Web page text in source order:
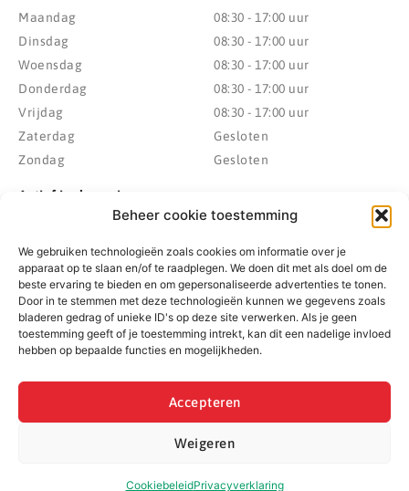
Beheer cookie toestemming
We gebruiken technologieën zoals cookies om informatie over je
apparaat op te slaan en/of te raadplegen. We doen dit met als doel om de
beste ervaring te bieden en om gepersonaliseerde advertenties te tonen.
Door in te stemmen met deze technologieën kunnen we gegevens zoals
bladeren gedrag of unieke ID's op deze site verwerken. Als je geen
toestemming geeft of je toestemming intrekt, kan dit een nadelige invloed
hebben op bepaalde functies en mogelijkheden.
Accepteren
Weigeren
CookiebeleidPrivacyverklaring
Maandag
Dinsdag
Woensdag
Donderdag
Vrijdag
Zaterdag
Zondag
08:30 - 17:00 uur
08:30 - 17:00 uur
08:30 - 17:00 uur
08:30 - 17:00 uur
08:30 - 17:00 uur
Gesloten
Gesloten
Actief in de regio
Gemeente Hoogeveen
Gemeente Meppel
Gemeente Midden-Drenthe
Gemeente Noordenveld
Gemeente Noordoostpolder
Gemeente Weststellingwerf
Gemeente De Wolden
Zwolle
Heerenveen
Kampen
Emmeloord